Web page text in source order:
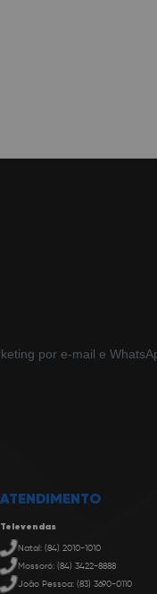
por e-mail e
ATENDIMENTO
Televendas
Natal: (84) 2010-1010
Mossoró: (84) 3422-8888
João Pessoa: (83) 3690-0110